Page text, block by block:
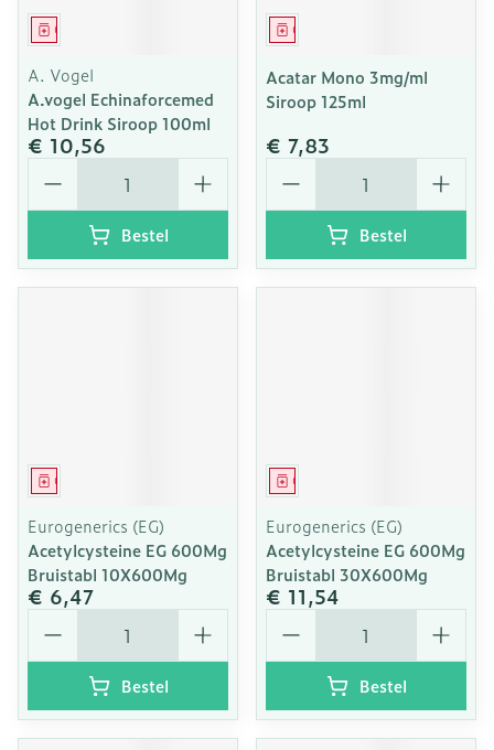
Geneesmiddel
A. Vogel
A.vogel Echinaforcemed
Hot Drink Siroop 100ml
€ 10,56
Aantal
Bestel
Geneesmiddel
Acatar Mono 3mg/ml
Siroop 125ml
€ 7,83
Aantal
Bestel
Geneesmiddel
Eurogenerics (EG)
Acetylcysteine EG 600Mg
Bruistabl 10X600Mg
€ 6,47
Aantal
Bestel
Geneesmiddel
Eurogenerics (EG)
Acetylcysteine EG 600Mg
Bruistabl 30X600Mg
€ 11,54
Aantal
Bestel